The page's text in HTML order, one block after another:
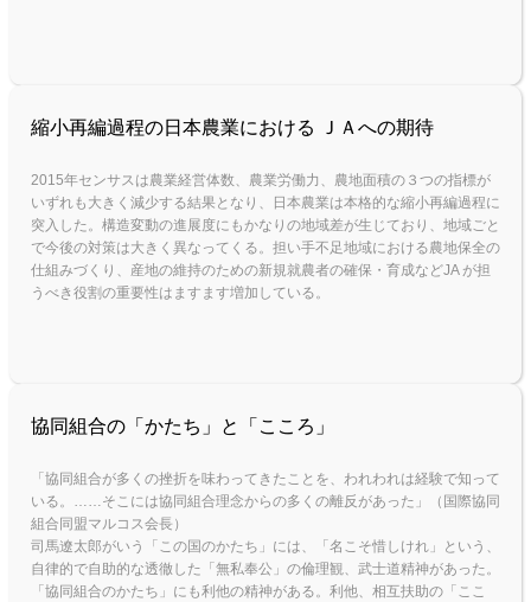
縮小再編過程の日本農業における ＪＡへの期待
2015年センサスは農業経営体数、農業労働力、農地面積の３つの指標が
いずれも大きく減少する結果となり、日本農業は本格的な縮小再編過程に
突入した。構造変動の進展度にもかなりの地域差が生じており、地域ごと
で今後の対策は大きく異なってくる。担い手不足地域における農地保全の
仕組みづくり、産地の維持のための新規就農者の確保・育成などJA が担
うべき役割の重要性はますます増加している。
協同組合の「かたち」と「こころ」
「協同組合が多くの挫折を味わってきたことを、われわれは経験で知って
いる。……そこには協同組合理念からの多くの離反があった」（国際協同
組合同盟マルコス会長）
司馬遼太郎がいう「この国のかたち」には、「名こそ惜しけれ」という、
自律的で自助的な透徹した「無私奉公」の倫理観、武士道精神があった。
「協同組合のかたち」にも利他の精神がある。利他、相互扶助の「ここ